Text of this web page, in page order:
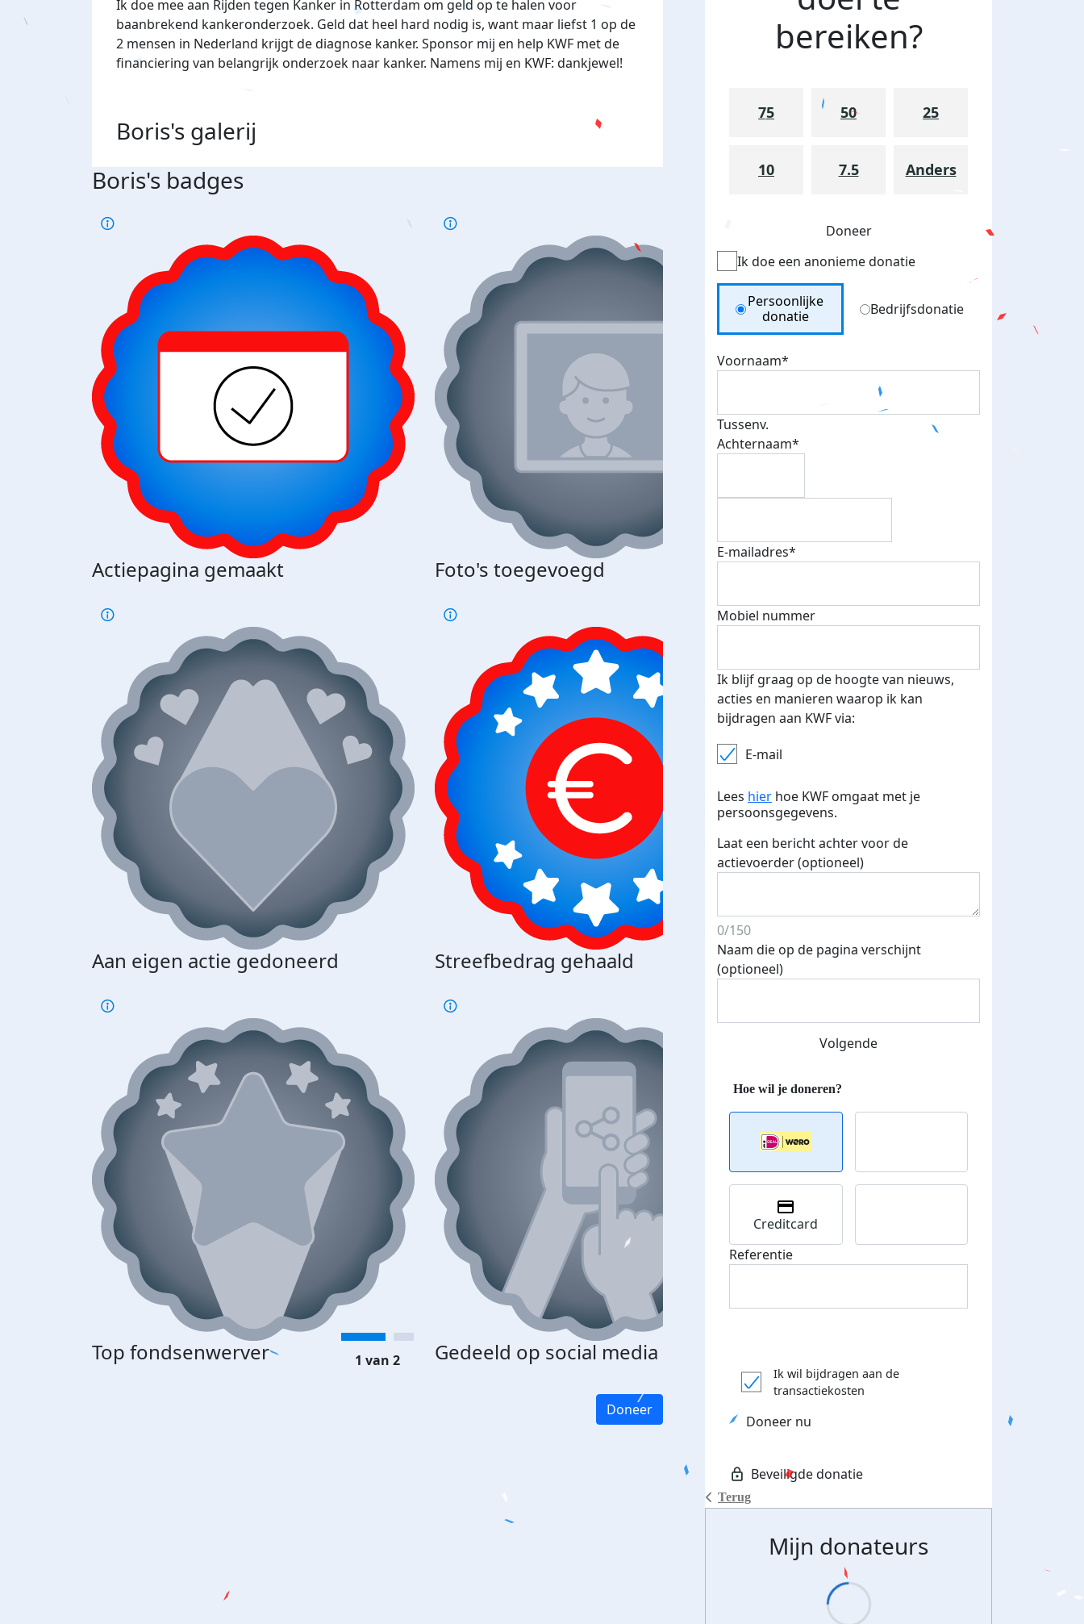
Ik doe mee aan Rijden tegen Kanker in Rotterdam om geld op te halen voor
baanbrekend kankeronderzoek. Geld dat heel hard nodig is, want maar liefst 1 op de
2 mensen in Nederland krijgt de diagnose kanker. Sponsor mij en help KWF met de
financiering van belangrijk onderzoek naar kanker. Namens mij en KWF: dankjewel!
Boris's galerij
Boris's badges
Actiepagina gemaakt Foto's toegevoegd E-mails verstuurd
Aan eigen actie gedoneerd Streefbedrag gehaald Streefbedrag verhoogd
Top fondsenwerver Gedeeld op social media
Top fondsenwerver
1 van 2
Doneer
bereiken?
75 50 25
10 7.5 Anders
Doneer
Ik doe een anonieme donatie
Donation Type
Persoonlijke
donatie
Bedrijfsdonatie
Voornaam*
Tussenv.
Achternaam*
E-mailadres*
Mobiel nummer
Ik blijf graag op de hoogte van nieuws,
acties en manieren waarop ik kan
bijdragen aan KWF via:
E-mail
Lees hier hoe KWF omgaat met je
persoonsgegevens.
Laat een bericht achter voor de
actievoerder (optioneel)
0/150
Naam die op de pagina verschijnt
(optioneel)
Volgende
Terug
Creditcard
Referentie
Ik wil bijdragen aan de
transactiekosten
Doneer nu
Mijn donateurs